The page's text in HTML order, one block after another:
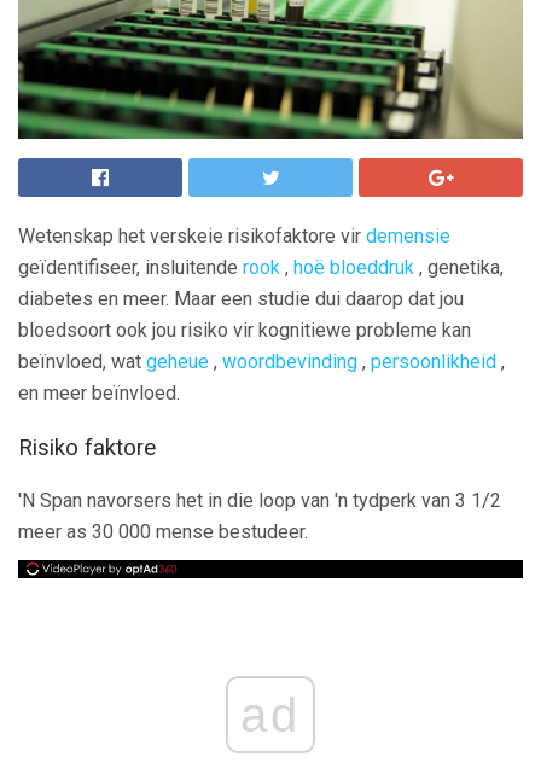
Wetenskap het verskeie risikofaktore vir demensie
geïdentifiseer, insluitende rook , hoë bloeddruk , genetika,
diabetes en meer. Maar een studie dui daarop dat jou
bloedsoort ook jou risiko vir kognitiewe probleme kan
beïnvloed, wat geheue , woordbevinding , persoonlikheid ,
en meer beïnvloed.
Risiko faktore
'N Span navorsers het in die loop van 'n tydperk van 3 1/2
meer as 30 000 mense bestudeer.
ad